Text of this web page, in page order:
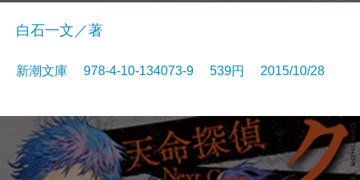
白石一文／著
新潮文庫 978-4-10-134073-9 539円 2015/10/28